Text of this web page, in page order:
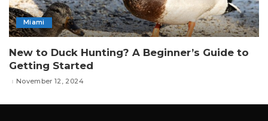
Miami
New to Duck Hunting? A Beginner’s Guide to
Getting Started
November 12, 2024